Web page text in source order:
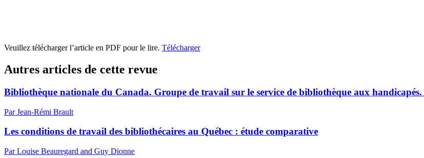
Veuillez télécharger l’article en PDF pour le lire. Télécharger
Autres articles de cette revue
Bibliothèque nationale du Canada. Groupe de travail sur le service de bibliothèque aux handicapés.
Par Jean-Rémi Brault
Les conditions de travail des bibliothécaires au Québec : étude comparative
Par Louise Beauregard and Guy Dionne